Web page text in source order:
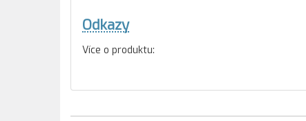
Odkazy
Více o produktu: